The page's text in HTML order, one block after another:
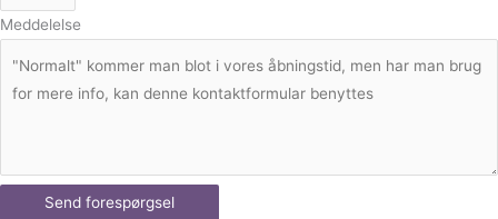
Meddelelse
Send forespørgsel